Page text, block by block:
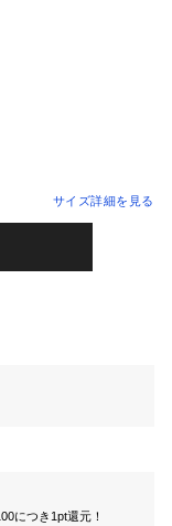
サイズ詳細を見る
につき1pt還元！